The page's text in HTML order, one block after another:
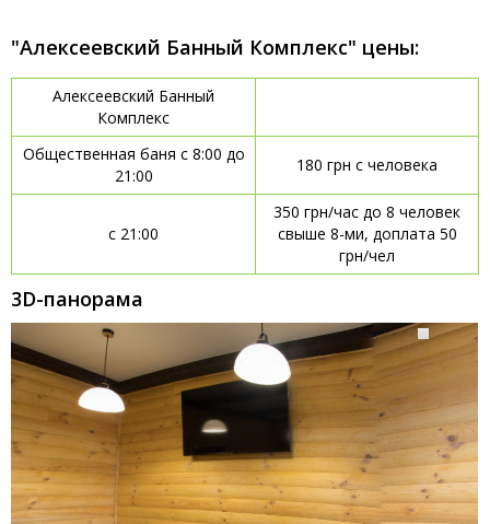
"Алексеевский Банный Комплекс" цены:
Алексеевский Банный
Комплекс
Общественная баня с 8:00 до
21:00
180 грн с человека
с 21:00
350 грн/час до 8 человек
свыше 8-ми, доплата 50
грн/чел
3D-панорама